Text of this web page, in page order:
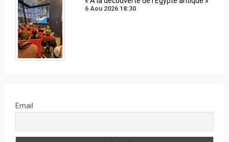
6 Aou 2026 18:30
Email